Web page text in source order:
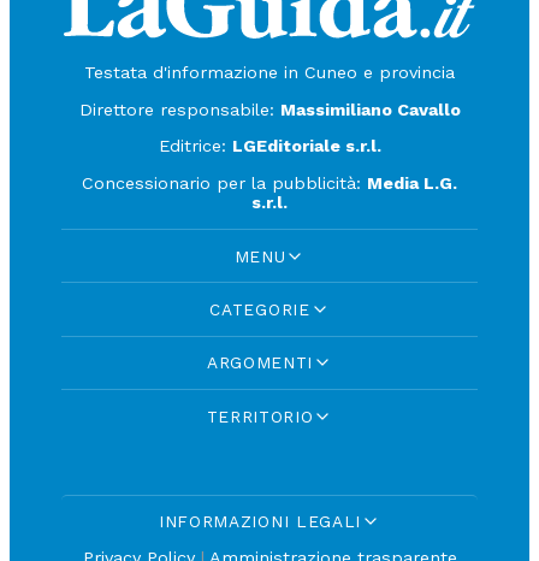
Testata d'informazione in Cuneo e provincia
Direttore responsabile: Massimiliano Cavallo
Editrice: LGEditoriale s.r.l.
Concessionario per la pubblicità: Media L.G.
s.r.l.
MENU
CATEGORIE
ARGOMENTI
TERRITORIO
INFORMAZIONI LEGALI